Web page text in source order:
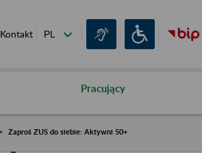
Kontakt
Pracujący
Zaproś ZUS do siebie: Aktywni 50+